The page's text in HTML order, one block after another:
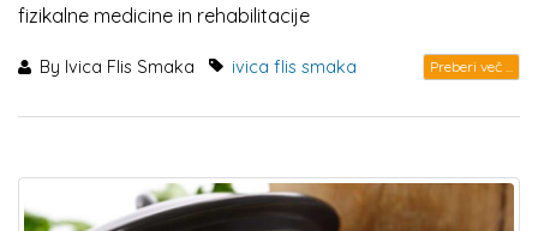
fizikalne medicine in rehabilitacije
By Ivica Flis Smaka ivica flis smaka Preberi več ...